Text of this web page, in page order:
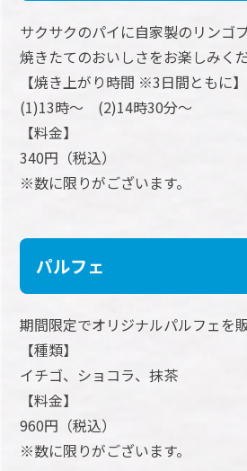
サクサクのパイに自家製のリンゴ
焼きたてのおいしさをお楽しみく
【焼き上がり時間 ※3日間ともに】
(1)13時～ (2)14時30分～
【料金】
340円（税込）
※数に限りがございます。
パルフェ
期間限定でオリジナルパルフェを
【種類】
イチゴ、ショコラ、抹茶
【料金】
960円（税込）
※数に限りがございます。